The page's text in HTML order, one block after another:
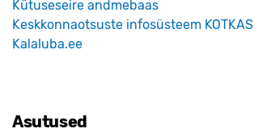
Kütuseseire andmebaas
Keskkonnaotsuste infosüsteem KOTKAS
Kalaluba.ee
Asutused